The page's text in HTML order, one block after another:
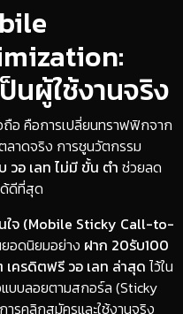
นผู้ใช้งานจริง
ถือ คือการเปลี่ยนทราฟฟิกจาก
ลาดจริง การชูนวัตกรรม
วอ เลท ไม่มี ขั้น ตํา ช่วยลด
ดีที่สุด
ใจ (Mobile Sticky Call-to-
อดนิยมอย่าง ฝาก 20รับ100
เครดิตฟรี วอ เลท ล่าสุด ไว้ใน
บบลอยตามสกอร์ล (Sticky
รคลิกสมัครและใช้งานจริง